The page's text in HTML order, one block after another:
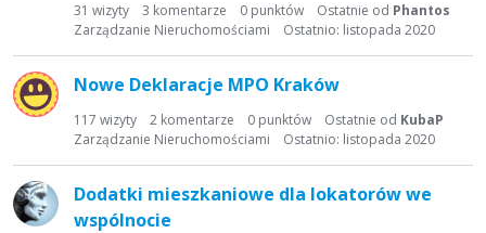
31 wizyty 3 komentarze 0 punktów Ostatnie od Phantos
Ostatnio: listopada 2020
Zarządzanie Nieruchomościami
Nowe Deklaracje MPO Kraków
117 wizyty 2 komentarze 0 punktów Ostatnie od KubaP
Ostatnio: listopada 2020
Zarządzanie Nieruchomościami
Dodatki mieszkaniowe dla lokatorów we
wspólnocie